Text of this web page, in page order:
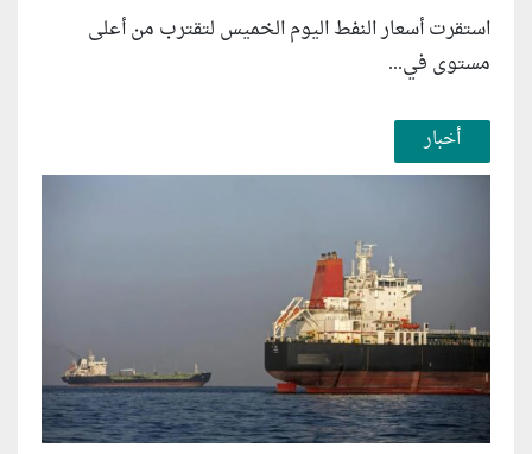
استقرت أسعار النفط اليوم الخميس لتقترب من أعلى
مستوى في...
أخبار